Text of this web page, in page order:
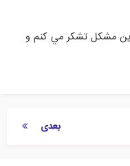
مشكل تشكر مي كنم و
بعدی